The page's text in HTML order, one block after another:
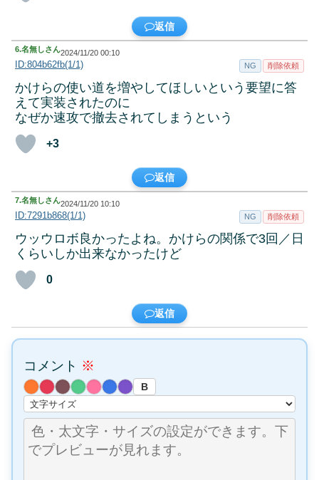
返信
6.名無しさん2024/11/20 00:10
ID:804b62fb(1/1) NG 削除依頼
かけらの使い道を増やしてほしいという要望に答
えて実装されたのに
なぜか速攻で撤去されてしまうという
+3
返信
7.名無しさん2024/11/20 10:10
ID:7291b868(1/1) NG 削除依頼
ウッウロボ良かったよね。かけらの関係で3回／日
くらいしか出来なかったけど
0
返信
コメント ※
B